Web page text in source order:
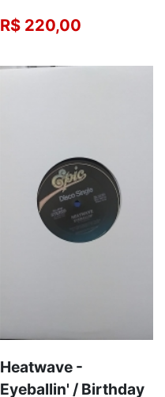
R$ 220,00
Heatwave -
Eyeballin' / Birthday